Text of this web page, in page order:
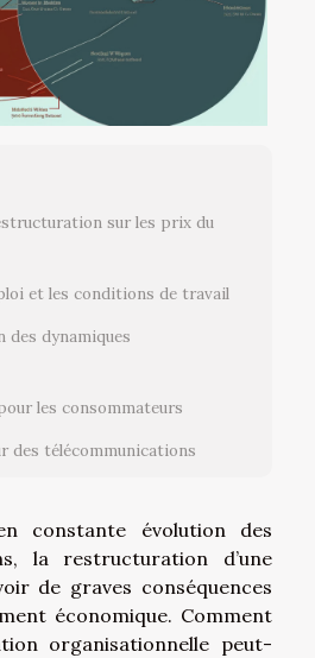
sur les prix du
et les conditions de travail
dynamiques
les consommateurs
des télécommunications
constante évolution des
la restructuration d’une
de graves conséquences
économique. Comment
organisationnelle peut-